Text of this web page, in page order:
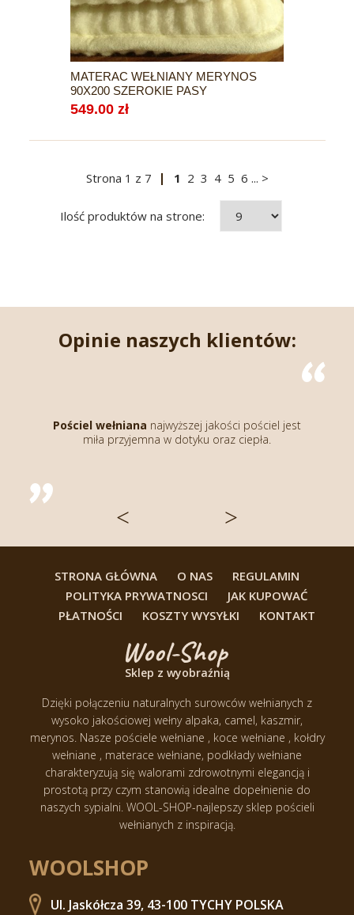
MATERAC WEŁNIANY MERYNOS
90X200 SZEROKIE PASY
549.00 zł
Strona 1 z 7 1 2 3 4 5 6 ... >
Ilość produktów na strone:
Opinie naszych klientów:
najwyższej jakości pościel jest
w dotyku oraz ciepła.
gruba, kupiłam już
wcześniejsze się
wcześniej dla
< >
STRONA GŁÓWNA O NAS
REGULAMIN
POLITYKA PRYWATNOSCI
JAK KUPOWAĆ
PŁATNOŚCI
KOSZTY WYSYŁKI KONTAKT
Sklep z wyobraźnią
Dzięki połączeniu naturalnych surowców wełnianych z
wysoko jakościowej wełny alpaka, camel, kaszmir,
merynos. Nasze pościele wełniane , koce wełniane , kołdry
wełniane , materace wełniane, podkłady wełniane
charakteryzują się walorami zdrowotnymi elegancją i
prostotą przy czym stanowią idealne dopełnienie do
naszych sypialni. WOOL-SHOP-najlepszy sklep pościeli
wełnianych z inspiracją.
WOOLSHOP
Ul. Jaskółcza 39, 43-100 TYCHY POLSKA